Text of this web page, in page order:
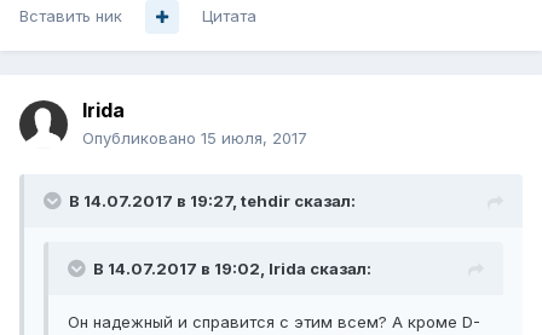
Вставить ник Цитата
Irida
Опубликовано 15 июля, 2017
В 14.07.2017 в 19:27, tehdir сказал:
В 14.07.2017 в 19:02, Irida сказал:
Он надежный и справится с этим всем? А кроме D-